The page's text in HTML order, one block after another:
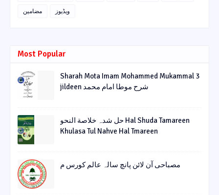
مضامین
ویڈیوز
Most Popular
Sharah Mota Imam Mohammed Mukammal 3
jildeen شرح موطا امام محمد
حل شدہ خلاصة النحو Hal Shuda Tamareen
Khulasa Tul Nahve Hal Tmareen
مصباحی آن لائن پانچ سالہ عالم کورس م